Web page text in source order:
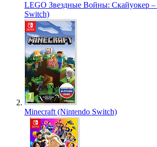
LEGO Звездные Войны: Скайуокер –
Switch)
Minecraft (Nintendo Switch)